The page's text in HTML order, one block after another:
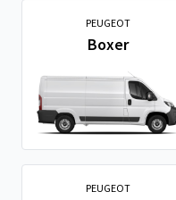
PEUGEOT
Boxer
PEUGEOT